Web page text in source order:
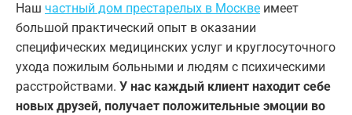
Наш частный дом престарелых в Москве имеет
большой практический опыт в оказании
специфических медицинских услуг и круглосуточного
ухода пожилым больными и людям с психическими
расстройствами. У нас каждый клиент находит себе
новых друзей, получает положительные эмоции во